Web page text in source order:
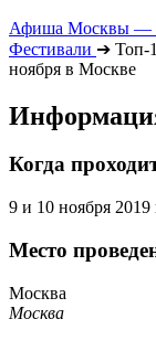
Афиша Москвы —
Фестивали ➔ Топ-
ноября в Москве
Когда
9 и 10 ноября 2019
Место
Москва
Москва